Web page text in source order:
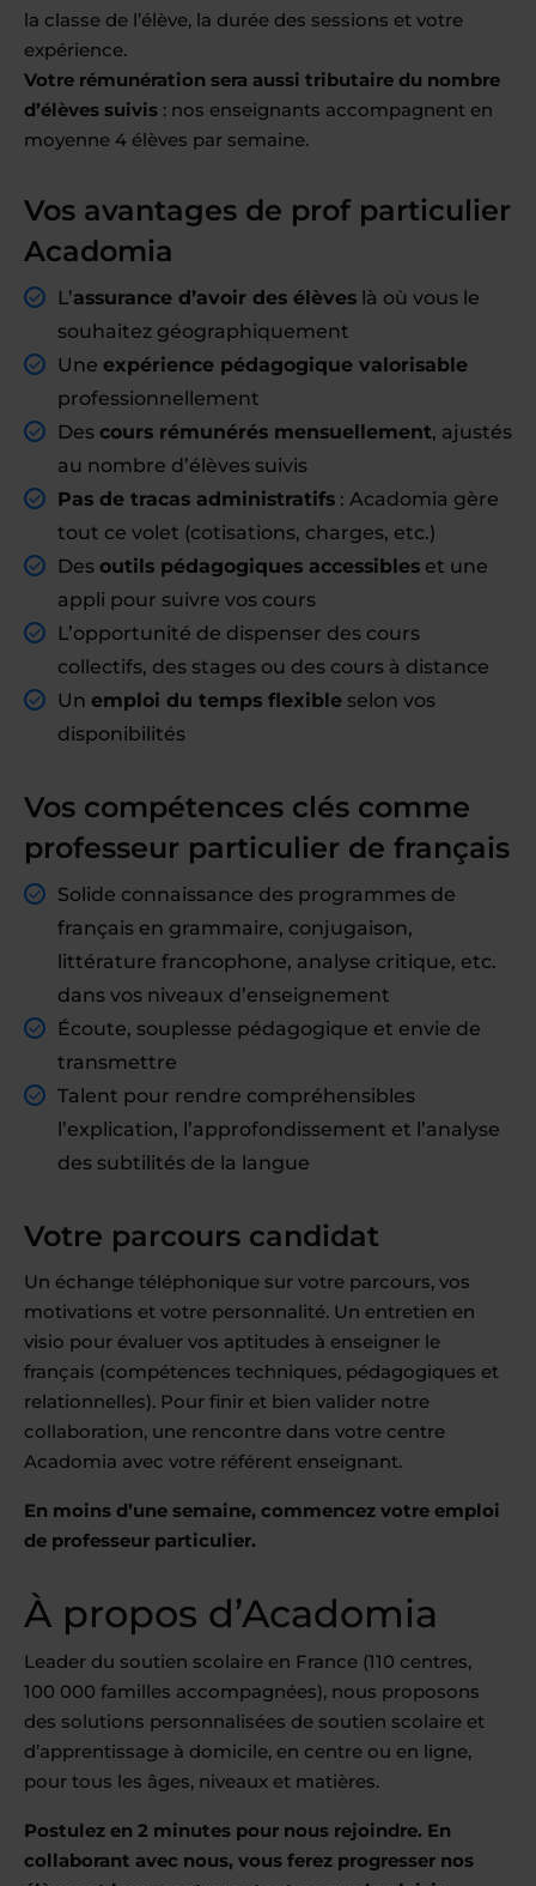
la classe de l’élève, la durée des sessions et votre
expérience.
Votre rémunération sera aussi tributaire du nombre
d’élèves suivis : nos enseignants accompagnent en
moyenne 4 élèves par semaine.
Vos avantages de prof particulier
Acadomia
L’assurance d’avoir des élèves là où vous le
souhaitez géographiquement
Une expérience pédagogique valorisable
professionnellement
Des cours rémunérés mensuellement, ajustés
au nombre d’élèves suivis
Pas de tracas administratifs : Acadomia gère
tout ce volet (cotisations, charges, etc.)
Des outils pédagogiques accessibles et une
appli pour suivre vos cours
L’opportunité de dispenser des cours
collectifs, des stages ou des cours à distance
Un emploi du temps flexible selon vos
disponibilités
Vos compétences clés comme
professeur particulier de français
Solide connaissance des programmes de
français en grammaire, conjugaison,
littérature francophone, analyse critique, etc.
dans vos niveaux d’enseignement
Écoute, souplesse pédagogique et envie de
transmettre
Talent pour rendre compréhensibles
l’explication, l’approfondissement et l’analyse
des subtilités de la langue
Votre parcours candidat
Un échange téléphonique sur votre parcours, vos
motivations et votre personnalité. Un entretien en
visio pour évaluer vos aptitudes à enseigner le
français (compétences techniques, pédagogiques et
relationnelles). Pour finir et bien valider notre
collaboration, une rencontre dans votre centre
Acadomia avec votre référent enseignant.
En moins d’une semaine, commencez votre emploi
de professeur particulier.
À propos d’Acadomia
Leader du soutien scolaire en France (110 centres,
100 000 familles accompagnées), nous proposons
des solutions personnalisées de soutien scolaire et
d’apprentissage à domicile, en centre ou en ligne,
pour tous les âges, niveaux et matières.
Postulez en 2 minutes pour nous rejoindre. En
collaborant avec nous, vous ferez progresser nos